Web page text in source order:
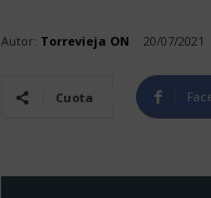
Autor: Torrevieja ON 20/07/2021
Cuota